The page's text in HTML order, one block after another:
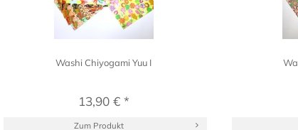
Washi Chiyogami Yuu I
13,90 € *
Zum Produkt